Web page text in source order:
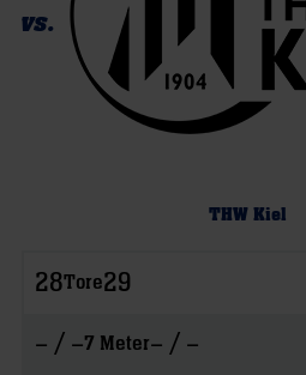
vs.
THW Kiel
28Tore29
– / –7 Meter– / –